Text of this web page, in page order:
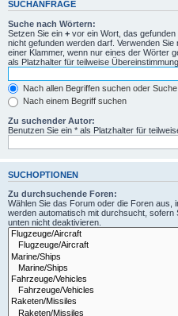
SUCHANFRAGE
Suche nach Wörtern:
Setzen Sie ein + vor ein Wort, das
nicht gefunden werden darf. Verwenden
einer Klammer, wenn nur eines der Wörter
als Platzhalter für teilweise
Nach allen Begriffen suchen oder
Nach einem Begriff suchen
Zu suchender Autor:
Benutzen Sie ein * als Platzhalter für
SUCHOPTIONEN
Zu durchsuchende Foren:
Wählen Sie das Forum oder die Foren aus,
werden automatisch mit durchsucht, sofern
unten nicht deaktivieren.